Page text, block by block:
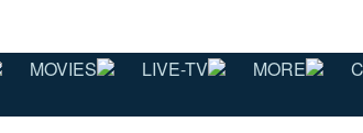
MOVIES LIVE-TV MORE